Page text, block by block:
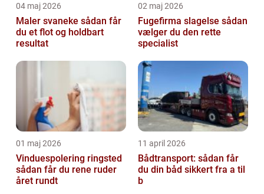
04 maj 2026
Maler svaneke sådan får
du et flot og holdbart
resultat
02 maj 2026
Fugefirma slagelse sådan
vælger du den rette
specialist
01 maj 2026
Vinduespolering ringsted
sådan får du rene ruder
året rundt
11 april 2026
Bådtransport: sådan får
du din båd sikkert fra a til
b